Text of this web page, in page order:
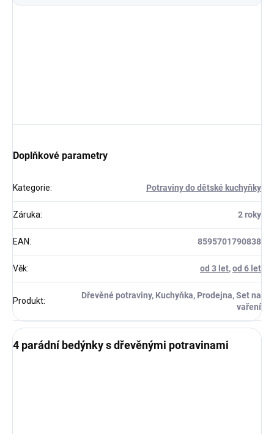
Doplňkové parametry
Kategorie: Potraviny do dětské kuchyňky
Záruka: 2 roky
EAN: 8595701790838
Věk: od 3 let,od 6 let
Produkt:
Dřevěné potraviny, Kuchyňka, Prodejna, Set na
vaření
4 parádní bedýnky s dřevěnými potravinami